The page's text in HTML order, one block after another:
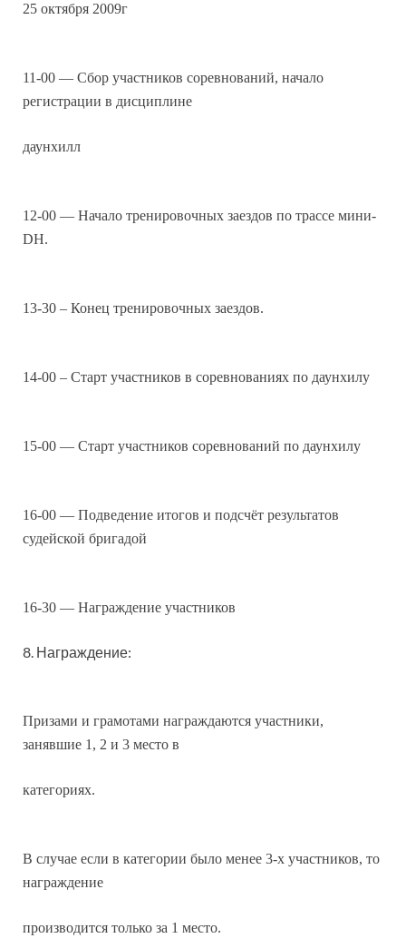
25 октября 2009г
11-00 — Сбор участников соревнований, начало
регистрации в дисциплине
даунхилл
12-00 — Начало тренировочных заездов по трассе мини-
DH.
13-30 – Конец тренировочных заездов.
14-00 – Старт участников в соревнованиях по даунхилу
15-00 — Старт участников соревнований по даунхилу
16-00 — Подведение итогов и подсчёт результатов
судейской бригадой
16-30 — Награждение участников
8. Награждение:
Призами и грамотами награждаются участники,
занявшие 1, 2 и 3 место в
категориях.
В случае если в категории было менее 3-х участников, то
награждение
производится только за 1 место.